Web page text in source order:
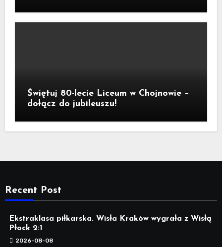
Świętuj 80-lecie Liceum w Chojnowie –
dołącz do jubileuszu!
Recent Post
Ekstraklasa piłkarska. Wisła Kraków wygrała z Wisłą
Płock 2:1
2026-08-08